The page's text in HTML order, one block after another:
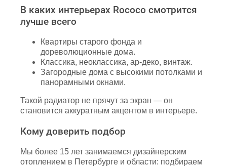
В каких интерьерах Rococo смотрится
лучше всего
Квартиры старого фонда и
дореволюционные дома.
Классика, неоклассика, ар-деко, винтаж.
Загородные дома с высокими потолками и
панорамными окнами.
Такой радиатор не прячут за экран — он
становится аккуратным акцентом в интерьере.
Кому доверить подбор
Мы более 15 лет занимаемся дизайнерским
отоплением в Петербурге и области: подбираем